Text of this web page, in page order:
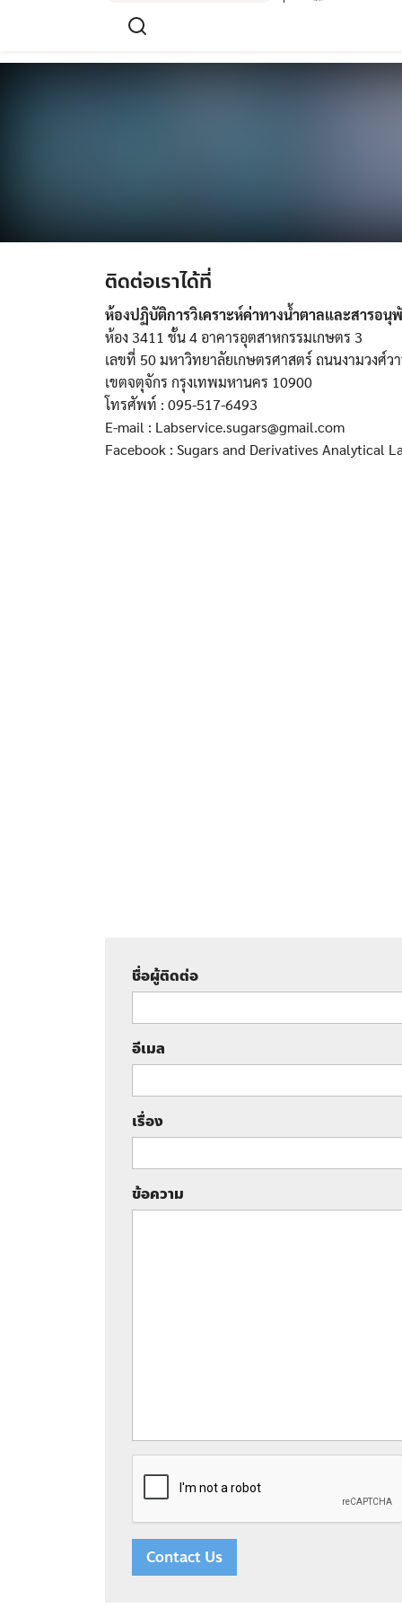
ติดต่อเราได้ที่
ห้องปฏิบัติการวิเคราะห์ค่าทางน้ำตาลและสารอนุ
ห้อง 3411 ชั้น 4 อาคารอุตสาหกรรมเกษตร 3
เลขที่ 50 มหาวิทยาลัยเกษตรศาสตร์ ถนนงามวงศ์ว
เขตจตุจักร กรุงเทพมหานคร 10900
โทรศัพท์ : 095-517-6493
E-mail : Labservice.sugars@gmail.com
Facebook : Sugars and Derivatives Analytical
ชื่อผู้ติดต่อ
อีเมล
เรื่อง
ข้อความ
Contact Us